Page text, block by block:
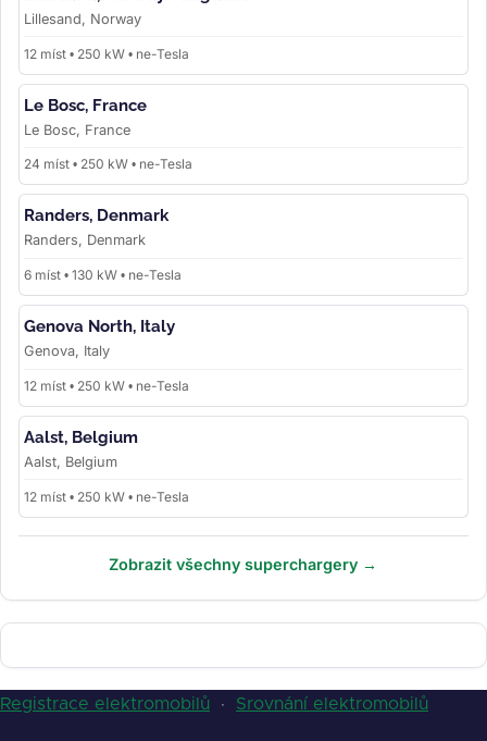
Lillesand, Norway
12 míst • 250 kW • ne-Tesla
Le Bosc, France
Le Bosc, France
24 míst • 250 kW • ne-Tesla
Randers, Denmark
Randers, Denmark
6 míst • 130 kW • ne-Tesla
Genova North, Italy
Genova, Italy
12 míst • 250 kW • ne-Tesla
Aalst, Belgium
Aalst, Belgium
12 míst • 250 kW • ne-Tesla
Zobrazit všechny superchargery →
Registrace elektromobilů · Srovnání elektromobilů